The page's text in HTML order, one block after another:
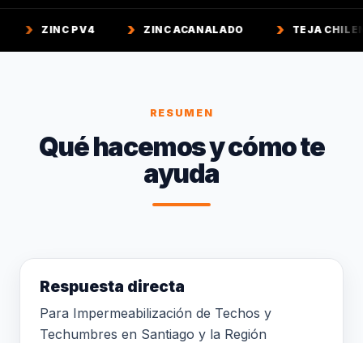
ZINC ACANALADO TEJA CHILENA
RESUMEN
Qué hacemos y cómo te
ayuda
Respuesta directa
Para Impermeabilización de Techos y
Techumbres en Santiago y la Región